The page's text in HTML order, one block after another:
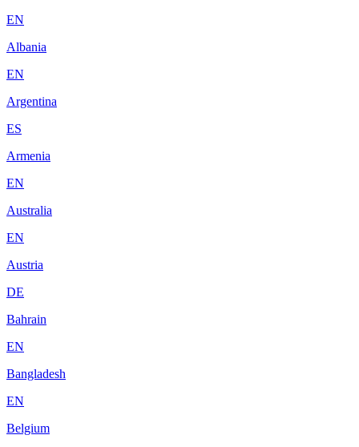
EN
Albania
EN
Argentina
ES
Armenia
EN
Australia
EN
Austria
DE
Bahrain
EN
Bangladesh
EN
Belgium